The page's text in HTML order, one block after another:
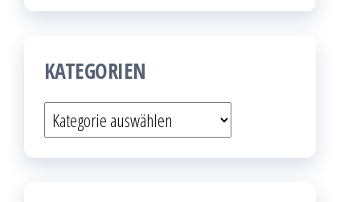
KATEGORIEN
Kategorien